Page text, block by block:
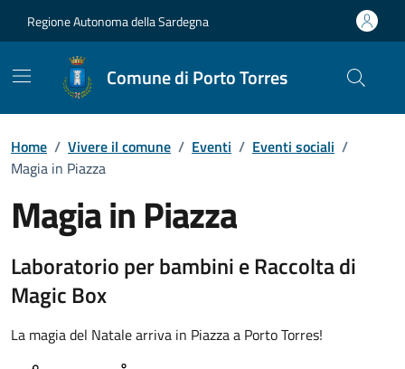
Regione Autonoma della Sardegna
Comune di Porto Torres
Home / Vivere il comune / Eventi / Eventi sociali /
Magia in Piazza
Magia in Piazza
Dettaglio dell'evento
Laboratorio per bambini e Raccolta di
Magic Box
La magia del Natale arriva in Piazza a Porto Torres!